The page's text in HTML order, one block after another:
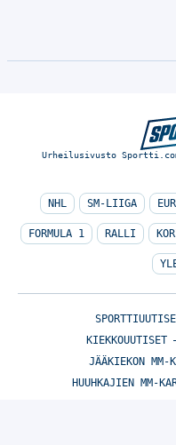
Urheilusivusto
NHL SM-LIIGA
FORMULA 1 RALLI
JÄÄKIEKON
HUUHKAJIEN MM-